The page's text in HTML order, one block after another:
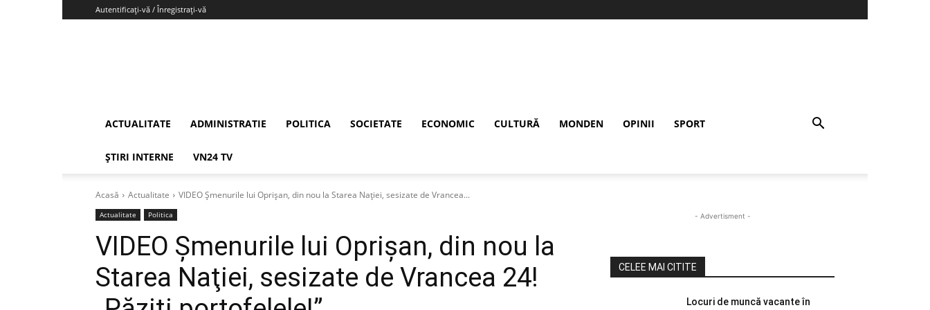
Autentificați-vă / Înregistrați-vă
ACTUALITATE ADMINISTRATIE POLITICA SOCIETATE ECONOMIC CULTURĂ MONDEN OPINII SPORT
ȘTIRI INTERNE VN24 TV
Acasă Actualitate VIDEO Şmenurile lui Oprişan, din nou la Starea Naţiei, sesizate de Vrancea...
Actualitate Politica
VIDEO Şmenurile lui Oprişan, din nou la
Starea Naţiei, sesizate de Vrancea 24!
- Advertisment -
CELEE MAI CITITE
Locuri de muncă vacante în